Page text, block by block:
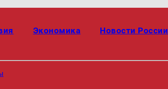
Экономика Новости России